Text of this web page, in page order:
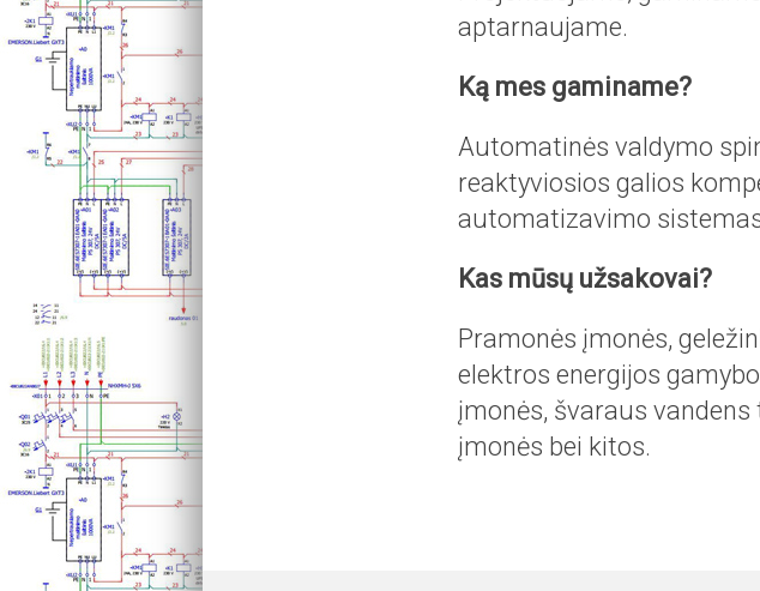
aptarnaujame.
Ką mes gaminame?
Automatinės valdymo
reaktyviosios galios
automatizavimo
Kas mūsų užsakovai?
Pramonės įmonės,
elektros energijos
įmonės, švaraus
įmonės bei kitos.